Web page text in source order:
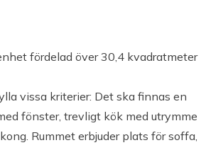
Bredband via Umeå Energi (A3
fördelad över 30,4 kvadratmeter
vissa kriterier: Det ska finnas en
fönster, trevligt kök med utrymme
Rummet erbjuder plats för soffa,